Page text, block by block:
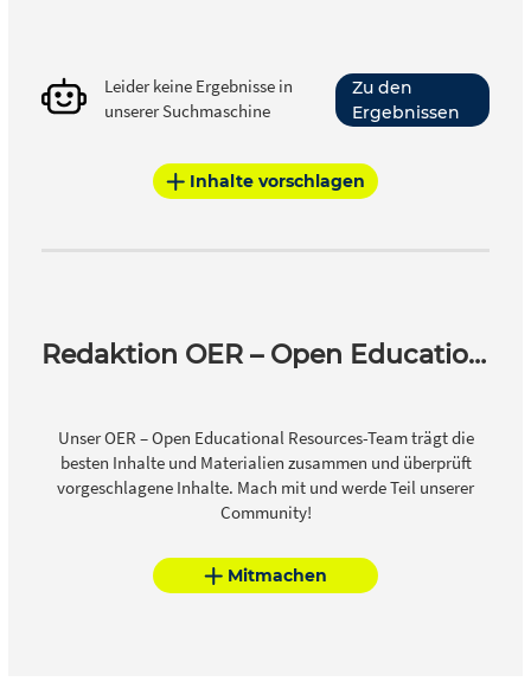
Leider keine Ergebnisse in
unserer Suchmaschine
Zu den
Ergebnissen
Inhalte vorschlagen
Redaktion OER – Open Educational Resources
Unser OER – Open Educational Resources-Team trägt die
besten Inhalte und Materialien zusammen und überprüft
vorgeschlagene Inhalte. Mach mit und werde Teil unserer
Community!
Mitmachen